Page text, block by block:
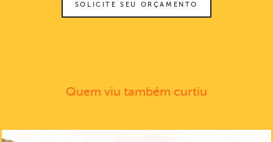
SOLICITE SEU ORÇAMENTO
Quem viu também curtiu